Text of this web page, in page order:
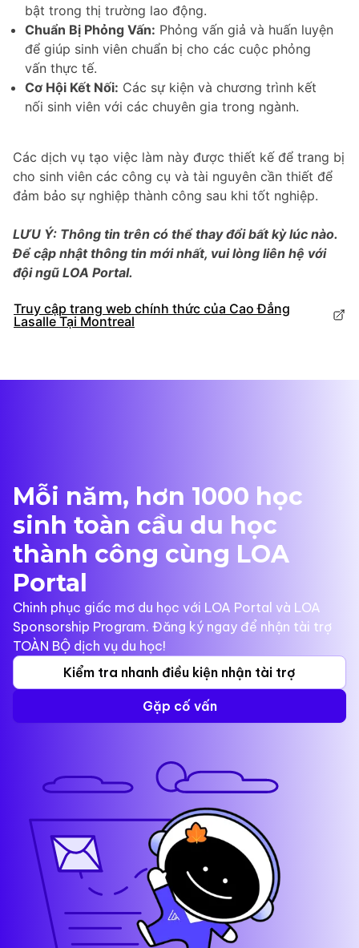
bật trong thị trường lao động.
Chuẩn Bị Phỏng Vấn: Phỏng vấn giả và huấn luyện
để giúp sinh viên chuẩn bị cho các cuộc phỏng
vấn thực tế.
Cơ Hội Kết Nối: Các sự kiện và chương trình kết
nối sinh viên với các chuyên gia trong ngành.
Các dịch vụ tạo việc làm này được thiết kế để trang bị
cho sinh viên các công cụ và tài nguyên cần thiết để
đảm bảo sự nghiệp thành công sau khi tốt nghiệp.
LƯU Ý: Thông tin trên có thể thay đổi bất kỳ lúc nào.
Để cập nhật thông tin mới nhất, vui lòng liên hệ với
đội ngũ LOA Portal.
Truy cập trang web chính thức của Cao Đẳng
Lasalle Tại Montreal
Mỗi năm, hơn 1000 học
sinh toàn cầu du học
thành công cùng LOA
Portal
Chinh phục giấc mơ du học với LOA Portal và LOA
Sponsorship Program. Đăng ký ngay để nhận tài trợ
TOÀN BỘ dịch vụ du học!
Kiểm tra nhanh điều kiện nhận tài trợ
Gặp cố vấn